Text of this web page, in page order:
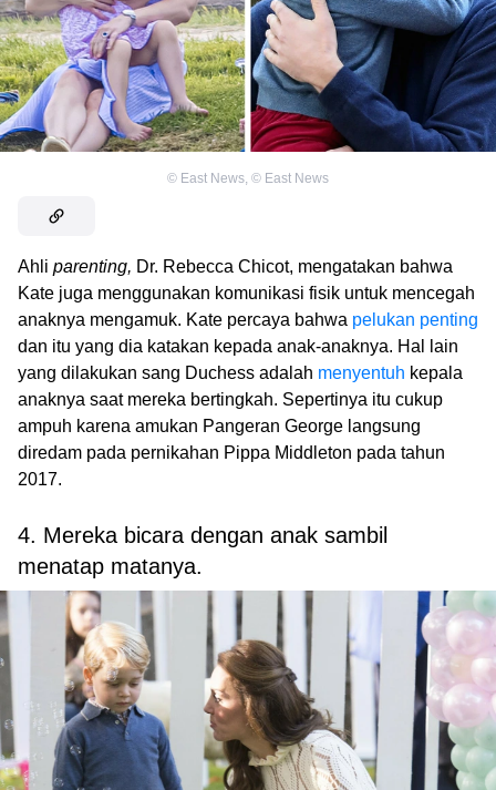
© East News, © East News
Ahli parenting, Dr. Rebecca Chicot, mengatakan bahwa
Kate juga menggunakan komunikasi fisik untuk mencegah
anaknya mengamuk. Kate percaya bahwa pelukan penting
dan itu yang dia katakan kepada anak-anaknya. Hal lain
yang dilakukan sang Duchess adalah menyentuh kepala
anaknya saat mereka bertingkah. Sepertinya itu cukup
ampuh karena amukan Pangeran George langsung
diredam pada pernikahan Pippa Middleton pada tahun
2017.
4. Mereka bicara dengan anak sambil
menatap matanya.